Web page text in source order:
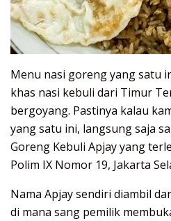
Menu nasi goreng yang satu
khas nasi kebuli dari Timur
bergoyang. Pastinya kalau
yang satu ini, langsung saja
Goreng Kebuli Apjay yang
Polim IX Nomor 19, Jakarta
Nama Apjay sendiri diambil
di mana sang pemilik